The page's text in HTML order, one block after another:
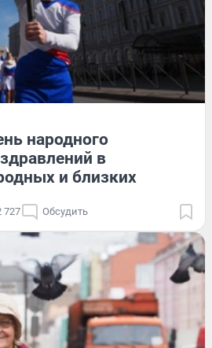
народного
в
и близких
727 Обсудить